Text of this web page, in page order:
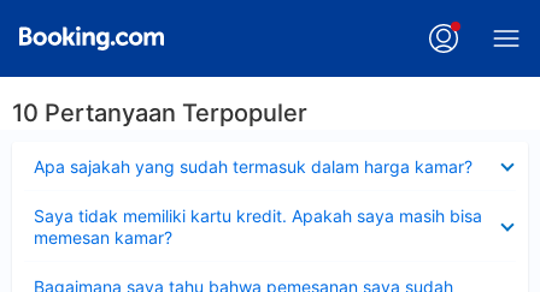
10 Pertanyaan Terpopuler
Apa sajakah yang sudah termasuk dalam harga kamar?
Saya tidak memiliki kartu kredit. Apakah saya masih bisa
memesan kamar?
Bagaimana saya tahu bahwa pemesanan saya sudah